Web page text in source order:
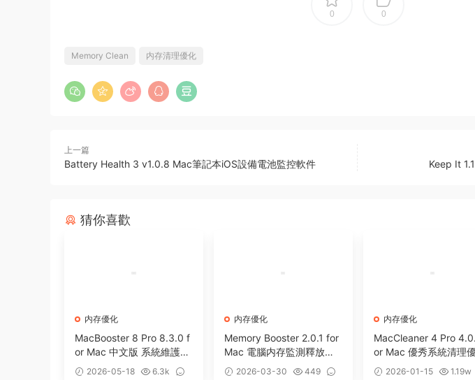
0 0
Memory Clean 内存清理優化
上一篇
Battery Health 3 v1.0.8 Mac筆記本iOS設備電池監控軟件 Keep It
猜你喜歡
内存優化
MacBooster 8 Pro 8.3.0 f
or Mac 中文版 系統維護垃
圾清理病毒掃描工具
2026-05-18
6.3k
内存優化
Memory Booster 2.0.1 for
Mac 電腦内存監測釋放優
化加速工具
2026-03-30
449
内存優化
MacCleaner 4 Pro
or Mac 優秀系統清理
卸載工具套裝
2026-01-15
1.19w